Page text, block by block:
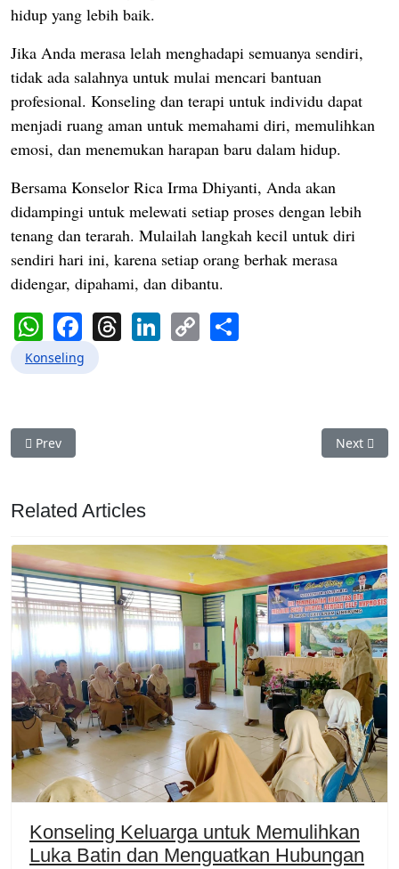
hidup yang lebih baik.
Jika Anda merasa lelah menghadapi semuanya sendiri,
tidak ada salahnya untuk mulai mencari bantuan
profesional. Konseling dan terapi untuk individu dapat
menjadi ruang aman untuk memahami diri, memulihkan
emosi, dan menemukan harapan baru dalam hidup.
Bersama Konselor Rica Irma Dhiyanti, Anda akan
didampingi untuk melewati setiap proses dengan lebih
tenang dan terarah. Mulailah langkah kecil untuk diri
sendiri hari ini, karena setiap orang berhak merasa
didengar, dipahami, dan dibantu.
WhatsApp
Facebook
Threads
LinkedIn
Copy
Link
Konseling
Previous article: Konseling Perkawinan dan Pranikah
Prev Next
Next
Related Articles
Konseling Keluarga untuk Memulihkan
Luka Batin dan Menguatkan Hubungan